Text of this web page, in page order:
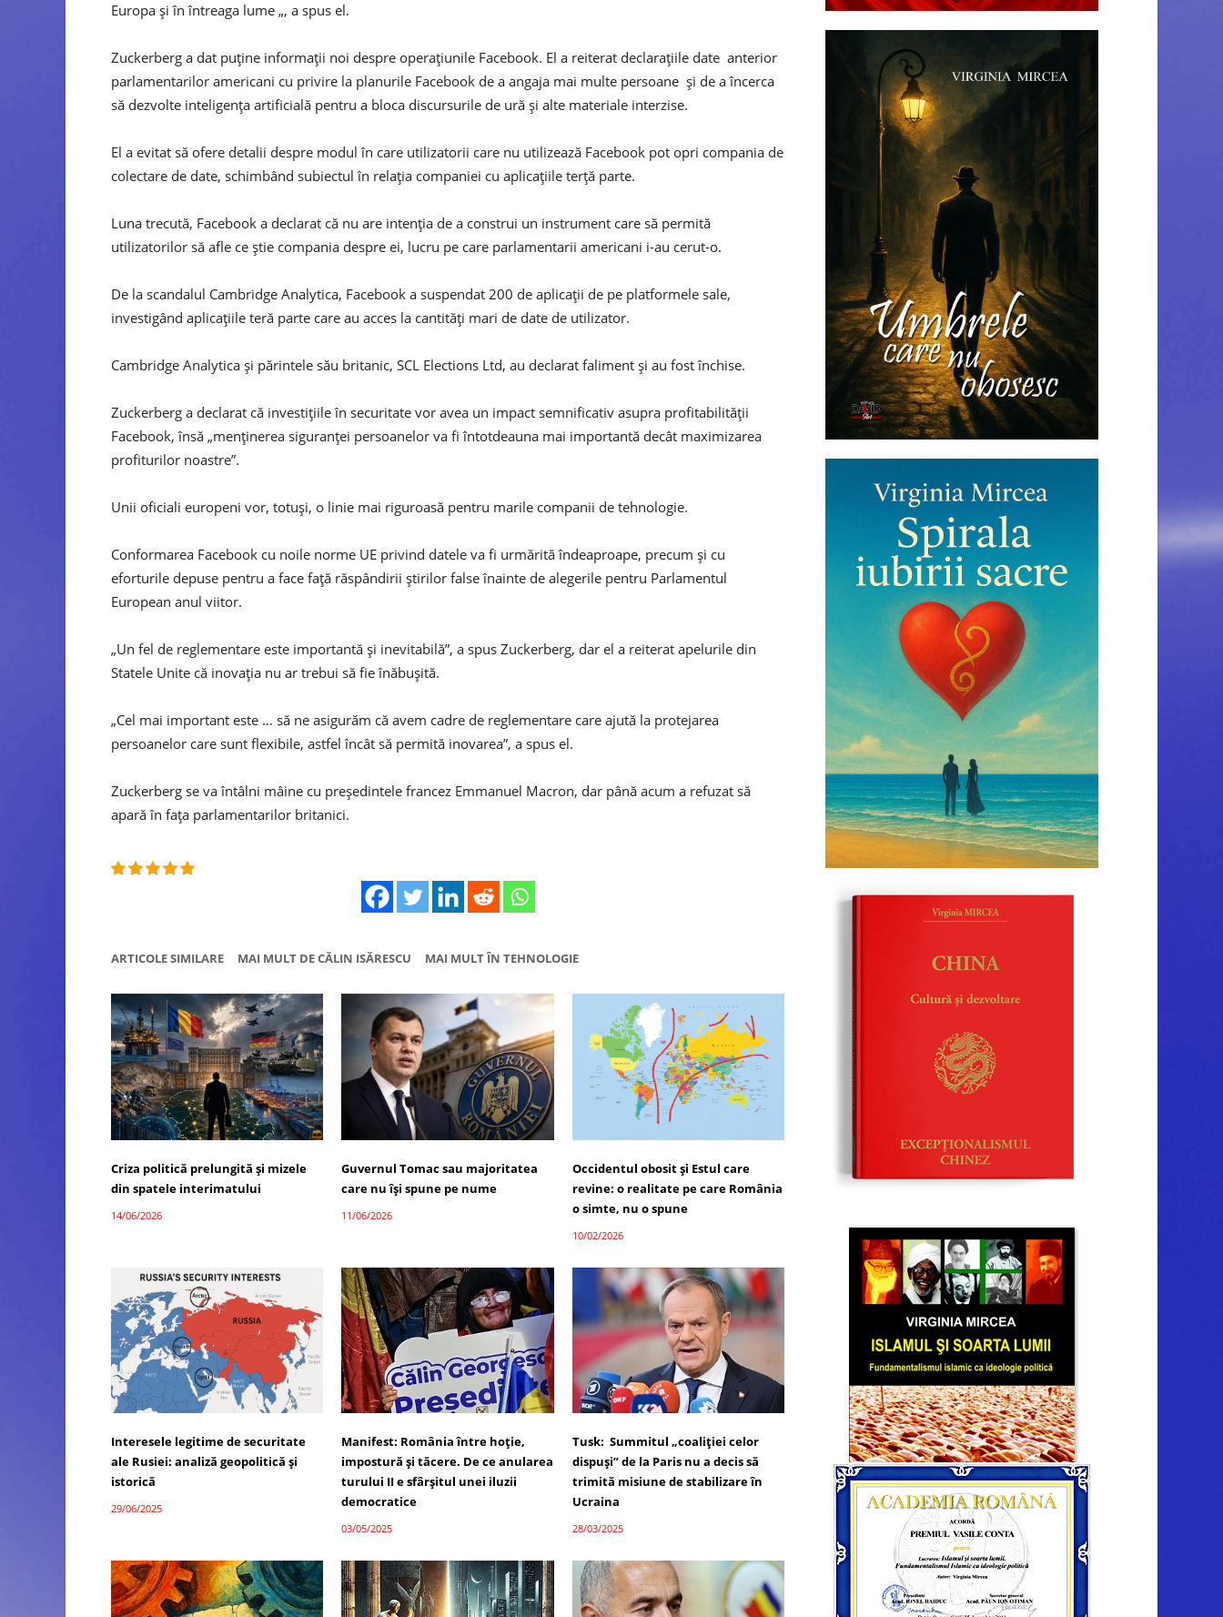
Europa și în întreaga lume „, a spus el.
Zuckerberg a dat puține informații noi despre operațiunile Facebook. El a reiterat declarațiile date anterior
parlamentarilor americani cu privire la planurile Facebook de a angaja mai multe persoane și de a încerca
să dezvolte inteligența artificială pentru a bloca discursurile de ură și alte materiale interzise.
El a evitat să ofere detalii despre modul în care utilizatorii care nu utilizează Facebook pot opri compania de
colectare de date, schimbând subiectul în relația companiei cu aplicațiile terță parte.
Luna trecută, Facebook a declarat că nu are intenția de a construi un instrument care să permită
utilizatorilor să afle ce știe compania despre ei, lucru pe care parlamentarii americani i-au cerut-o.
De la scandalul Cambridge Analytica, Facebook a suspendat 200 de aplicații de pe platformele sale,
investigând aplicațiile teră parte care au acces la cantități mari de date de utilizator.
Cambridge Analytica și părintele său britanic, SCL Elections Ltd, au declarat faliment și au fost închise.
Zuckerberg a declarat că investițiile în securitate vor avea un impact semnificativ asupra profitabilității
Facebook, însă „menținerea siguranței persoanelor va fi întotdeauna mai importantă decât maximizarea
profiturilor noastre”.
Unii oficiali europeni vor, totuși, o linie mai riguroasă pentru marile companii de tehnologie.
Conformarea Facebook cu noile norme UE privind datele va fi urmărită îndeaproape, precum și cu
eforturile depuse pentru a face față răspândirii știrilor false înainte de alegerile pentru Parlamentul
European anul viitor.
„Un fel de reglementare este importantă și inevitabilă”, a spus Zuckerberg, dar el a reiterat apelurile din
Statele Unite că inovația nu ar trebui să fie înăbușită.
„Cel mai important este … să ne asigurăm că avem cadre de reglementare care ajută la protejarea
persoanelor care sunt flexibile, astfel încât să permită inovarea”, a spus el.
Zuckerberg se va întâlni mâine cu președintele francez Emmanuel Macron, dar până acum a refuzat să
apară în fața parlamentarilor britanici.
ARTICOLE SIMILARE MAI MULT DE CĂLIN ISĂRESCU MAI MULT ÎN TEHNOLOGIE
Criza politică prelungită și mizele
din spatele interimatului
14/06/2026
Guvernul Tomac sau majoritatea
care nu își spune pe nume
11/06/2026
Occidentul obosit și Estul care
revine: o realitate pe care România
o simte, nu o spune
10/02/2026
Interesele legitime de securitate
ale Rusiei: analiză geopolitică și
istorică
29/06/2025
Manifest: România între hoție,
impostură și tăcere. De ce anularea
turului II e sfârșitul unei iluzii
democratice
03/05/2025
Tusk: Summitul „coaliției celor
dispuși” de la Paris nu a decis să
trimită misiune de stabilizare în
Ucraina
28/03/2025